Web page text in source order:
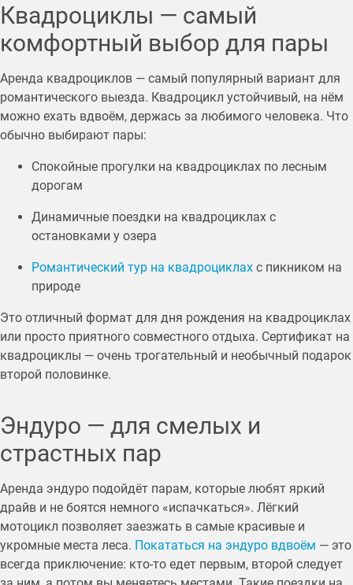
Квадроциклы — самый
комфортный выбор для пары
Аренда квадроциклов — самый популярный вариант для
романтического выезда. Квадроцикл устойчивый, на нём
можно ехать вдвоём, держась за любимого человека. Что
обычно выбирают пары:
Спокойные прогулки на квадроциклах по лесным
дорогам
Динамичные поездки на квадроциклах с
остановками у озера
Романтический тур на квадроциклах с пикником на
природе
Это отличный формат для дня рождения на квадроциклах
или просто приятного совместного отдыха. Сертификат на
квадроциклы — очень трогательный и необычный подарок
второй половинке.
Эндуро — для смелых и
страстных пар
Аренда эндуро подойдёт парам, которые любят яркий
драйв и не боятся немного «испачкаться». Лёгкий
мотоцикл позволяет заезжать в самые красивые и
укромные места леса. Покататься на эндуро вдвоём — это
всегда приключение: кто-то едет первым, второй следует